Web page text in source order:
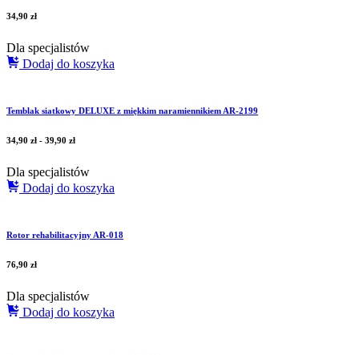
34,90 zł
Dla specjalistów
Dodaj do koszyka
Temblak siatkowy DELUXE z miękkim naramiennikiem AR-2199
34,90 zł - 39,90 zł
Dla specjalistów
Dodaj do koszyka
Rotor rehabilitacyjny AR-018
76,90 zł
Dla specjalistów
Dodaj do koszyka